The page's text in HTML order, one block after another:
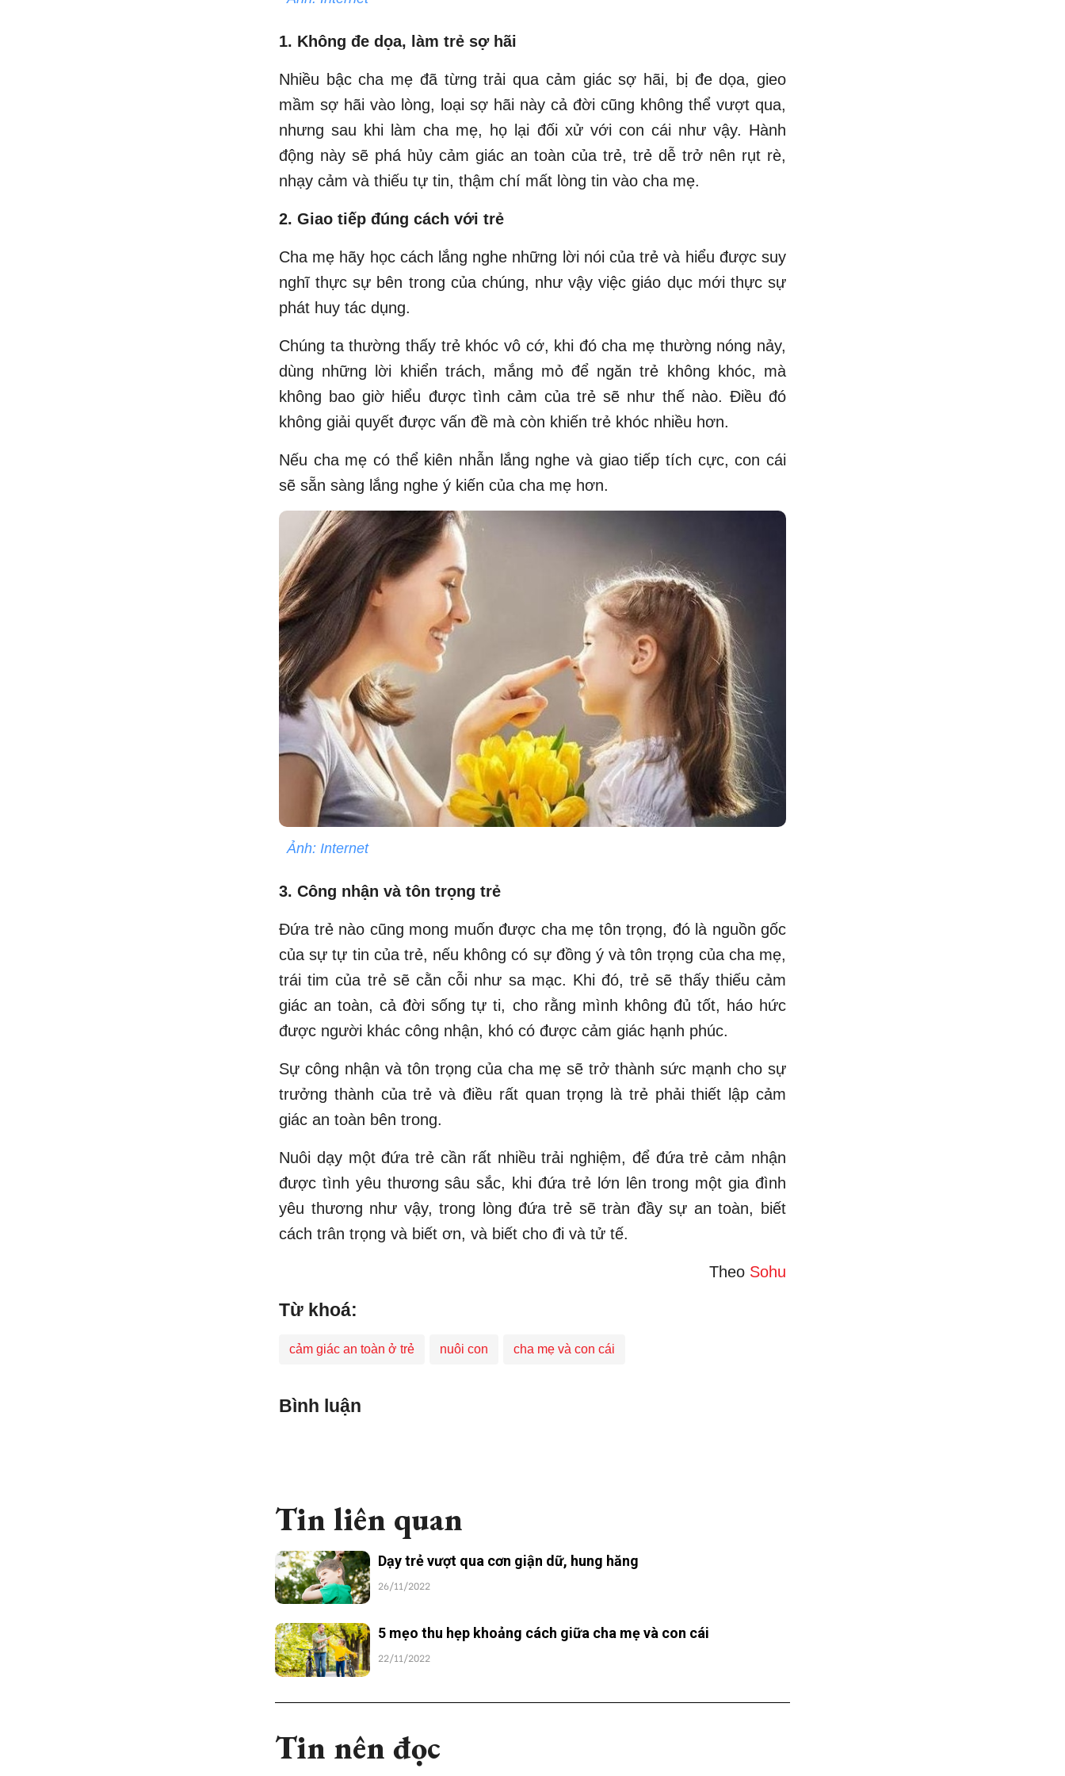
1. Không đe dọa, làm trẻ sợ hãi
Nhiều bậc cha mẹ đã từng trải qua cảm giác sợ hãi, bị đe dọa, gieo
mầm sợ hãi vào lòng, loại sợ hãi này cả đời cũng không thể vượt qua,
nhưng sau khi làm cha mẹ, họ lại đối xử với con cái như vậy. Hành
động này sẽ phá hủy cảm giác an toàn của trẻ, trẻ dễ trở nên rụt rè,
nhạy cảm và thiếu tự tin, thậm chí mất lòng tin vào cha mẹ.
2. Giao tiếp đúng cách với trẻ
Cha mẹ hãy học cách lắng nghe những lời nói của trẻ và hiểu được suy
nghĩ thực sự bên trong của chúng, như vậy việc giáo dục mới thực sự
phát huy tác dụng.
Chúng ta thường thấy trẻ khóc vô cớ, khi đó cha mẹ thường nóng nảy,
dùng những lời khiển trách, mắng mỏ để ngăn trẻ không khóc, mà
không bao giờ hiểu được tình cảm của trẻ sẽ như thế nào. Điều đó
không giải quyết được vấn đề mà còn khiến trẻ khóc nhiều hơn.
Nếu cha mẹ có thể kiên nhẫn lắng nghe và giao tiếp tích cực, con cái
sẽ sẵn sàng lắng nghe ý kiến ​​​​của cha mẹ hơn.
Ảnh: Internet
3. Công nhận và tôn trọng trẻ
Đứa trẻ nào cũng mong muốn được cha mẹ tôn trọng, đó là nguồn gốc
của sự tự tin của trẻ, nếu không có sự đồng ý và tôn trọng của cha mẹ,
trái tim của trẻ sẽ cằn cỗi như sa mạc. Khi đó, trẻ sẽ thấy thiếu cảm
giác an toàn, cả đời sống tự ti, cho rằng mình không đủ tốt, háo hức
được người khác công nhận, khó có được cảm giác hạnh phúc.
Sự công nhận và tôn trọng của cha mẹ sẽ trở thành sức mạnh cho sự
trưởng thành của trẻ và điều rất quan trọng là trẻ phải thiết lập cảm
giác an toàn bên trong.
Nuôi dạy một đứa trẻ cần rất nhiều trải nghiệm, để đứa trẻ cảm nhận
được tình yêu thương sâu sắc, khi đứa trẻ lớn lên trong một gia đình
yêu thương như vậy, trong lòng đứa trẻ sẽ tràn đầy sự an toàn, biết
cách trân trọng và biết ơn, và biết cho đi và tử tế.
Theo Sohu
Từ khoá:
cảm giác an toàn ở trẻ nuôi con cha mẹ và con cái
Bình luận
Tin liên quan
Dạy trẻ vượt qua cơn giận dữ, hung hăng
26/11/2022
5 mẹo thu hẹp khoảng cách giữa cha mẹ và con cái
22/11/2022
Tin nên đọc